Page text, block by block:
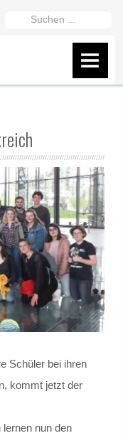
Suchen
Schüler bei ihren
kommt jetzt der
nun den